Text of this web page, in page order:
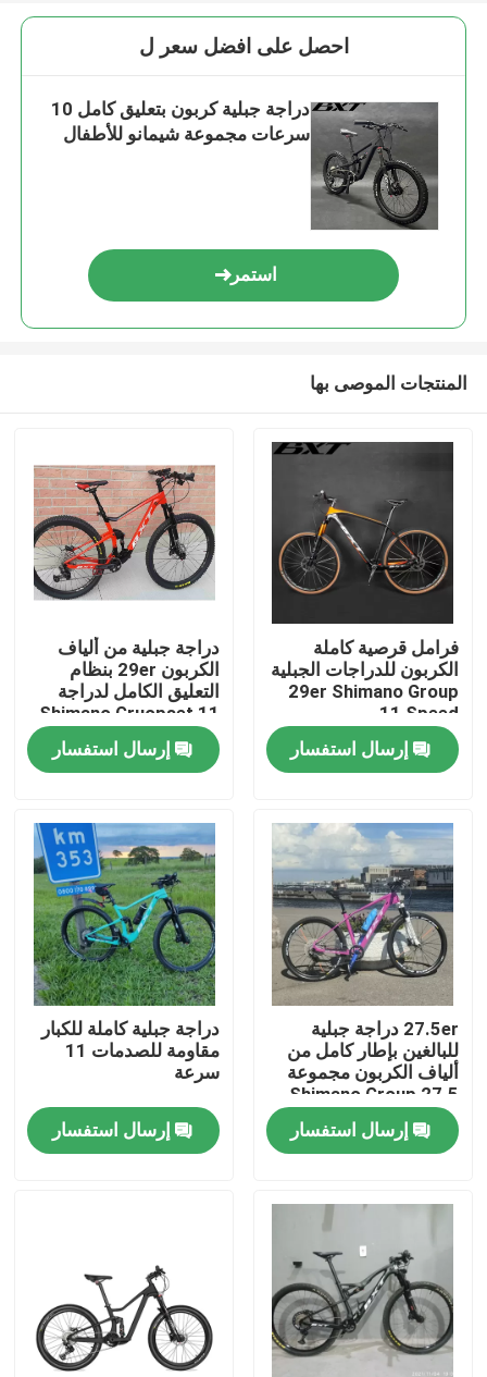
المنزل
حولنا
جولة في المصنع
مراقبة الجودة
اتصل بنا
اطلب اقتباس
دراجة جبلية الكربون
دراجة طريق الكربون
إطار الدراجة الجبلية الكربونية
احصل على افضل سعر ل
دراجة جبلية كربون بتعليق كامل 10
سرعات مجموعة شيمانو للأطفال
استمر
المنتجات الموصى بها
فرامل قرصية كاملة
الكربون للدراجات الجبلية
29er Shimano Group
11 Speed
إرسال استفسار
دراجة جبلية من ألياف
الكربون 29er بنظام
التعليق الكامل لدراجة
Shimano Gruopset 11
سرعة
إرسال استفسار
27.5er دراجة جبلية
للبالغين بإطار كامل من
ألياف الكربون مجموعة
Shimano Group 27.5
إرسال استفسار
دراجة جبلية كاملة للكبار
مقاومة للصدمات 11
سرعة
إرسال استفسار